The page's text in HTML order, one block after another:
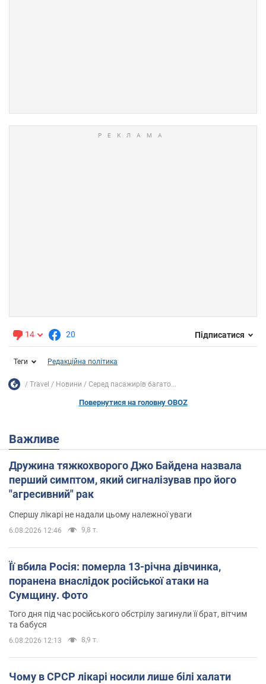
14 20 Підписатися
Теги Редакційна політика
Travel Новини Серед пасажирів багато...
Повернутися на головну OBOZ
Важливе
Дружина тяжкохворого Джо Байдена назвала
перший симптом, який сигналізував про його
"агресивний" рак
Спершу лікарі не надали цьому належної уваги
6.08.2026 12:46 9,8 т.
Її вбила Росія: померла 13-річна дівчинка,
поранена внаслідок російської атаки на
Сумщину. Фото
Того дня під час російського обстрілу загинули її брат, вітчим
та бабуся
6.08.2026 12:13 8,9 т.
Чому в СРСР лікарі носили лише білі халати